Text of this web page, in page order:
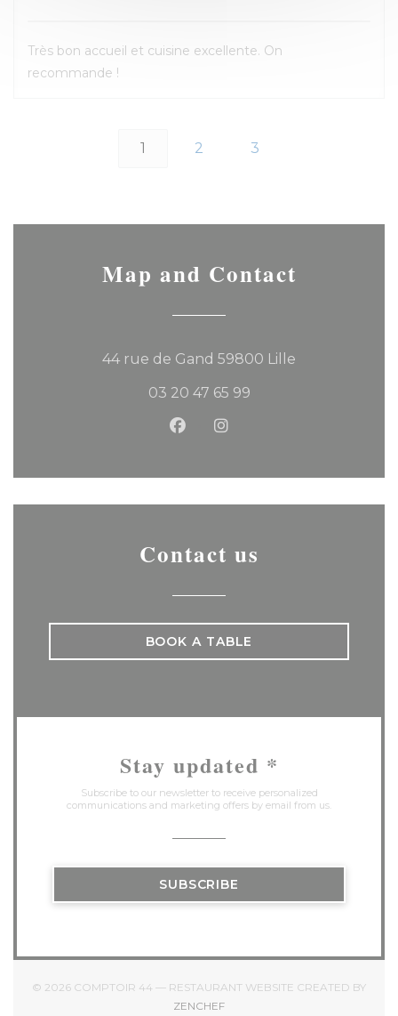
Très bon accueil et cuisine excellente. On
recommande !
1 2 3
Map and Contact
44 rue de Gand 59800 Lille
03 20 47 65 99
Facebook ((opens in a
Instagram ((opens in
Contact us
BOOK A TABLE
Stay updated *
Subscribe to our newsletter to receive personalized
communications and marketing offers by email from us.
SUBSCRIBE
© 2026 COMPTOIR 44 — RESTAURANT WEBSITE CREATED BY
ZENCHEF((OPENS IN A NEW WINDOW))